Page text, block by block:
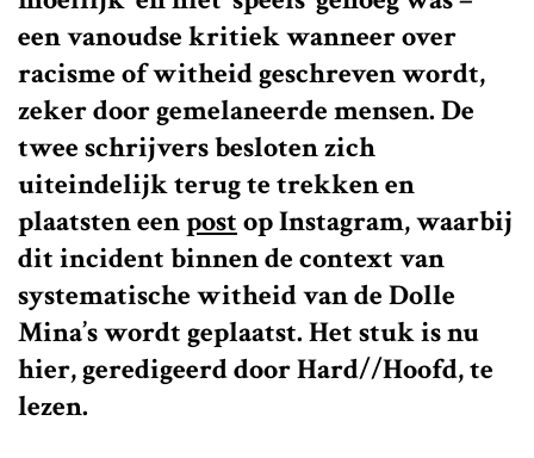
een vanoudse kritiek wanneer over
racisme of witheid geschreven wordt,
zeker door gemelaneerde mensen. De
twee schrijvers besloten zich
uiteindelijk terug te trekken en
plaatsten eenpostop Instagram, waarbij
dit incident binnen de context van
systematische witheid van de Dolle
Mina’s wordt geplaatst. Het stuk is nu
hier, geredigeerd door Hard//Hoofd, te
lezen.